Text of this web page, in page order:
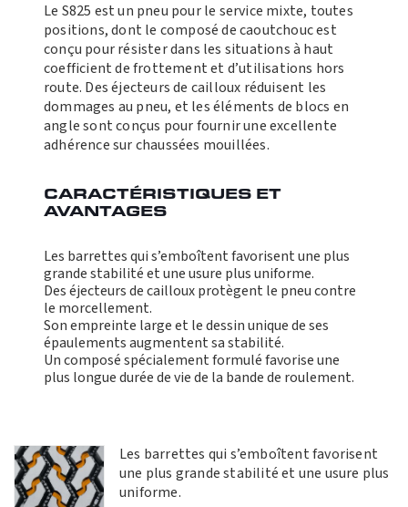
Le S825 est un pneu pour le service mixte, toutes
positions, dont le composé de caoutchouc est
conçu pour résister dans les situations à haut
coefficient de frottement et d’utilisations hors
route. Des éjecteurs de cailloux réduisent les
dommages au pneu, et les éléments de blocs en
angle sont conçus pour fournir une excellente
adhérence sur chaussées mouillées.
CARACTÉRISTIQUES ET
AVANTAGES
Les barrettes qui s’emboîtent favorisent une plus
grande stabilité et une usure plus uniforme.
Des éjecteurs de cailloux protègent le pneu contre
le morcellement.
Son empreinte large et le dessin unique de ses
épaulements augmentent sa stabilité.
Un composé spécialement formulé favorise une
plus longue durée de vie de la bande de roulement.
Les barrettes qui s’emboîtent favorisent
une plus grande stabilité et une usure plus
uniforme.